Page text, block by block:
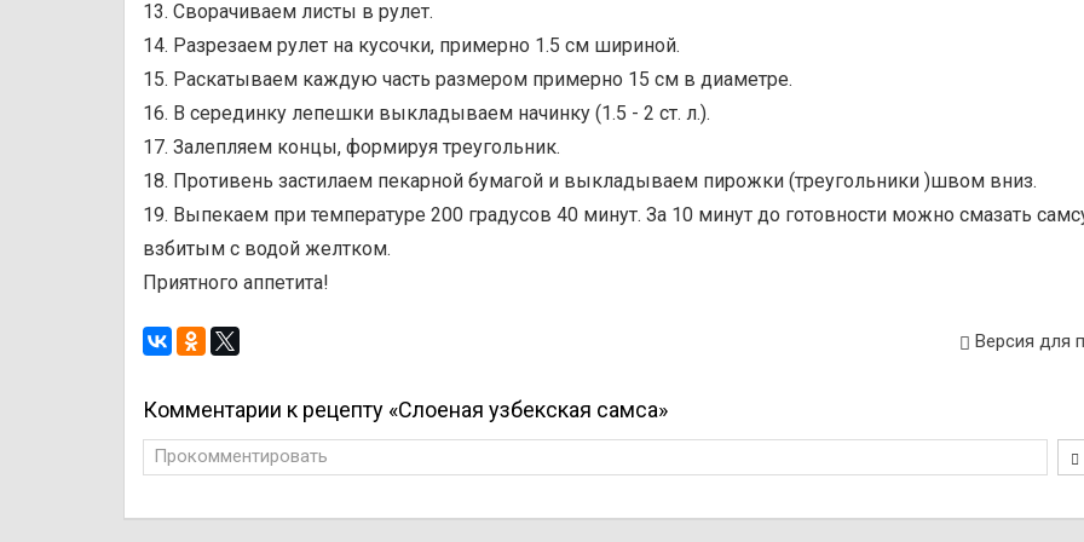
13. Сворачиваем листы в рулет.
14. Разрезаем рулет на кусочки, примерно 1.5 см шириной.
15. Раскатываем каждую часть размером примерно 15 см в диаметре.
16. В серединку лепешки выкладываем начинку (1.5 - 2 ст. л.).
17. Залепляем концы, формируя треугольник.
18. Противень застилаем пекарной бумагой и выкладываем пирожки (треугольники )швом вниз.
19. Выпекаем при температуре 200 градусов 40 минут. За 10 минут до готовности можно смазать
взбитым с водой желтком.
Приятного аппетита!
Версия для
Комментарии к рецепту «Слоеная узбекская самса»
Прокомментировать